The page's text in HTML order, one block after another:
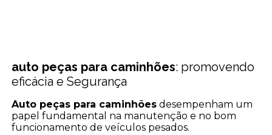
auto peças para caminhões: promovendo
eficácia e Segurança
Auto peças para caminhões desempenham um
papel fundamental na manutenção e no bom
funcionamento de veículos pesados.